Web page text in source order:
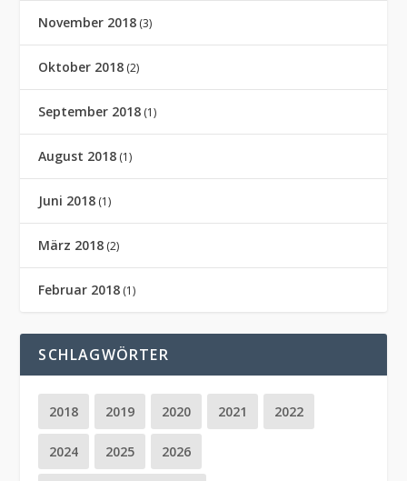
November 2018 (3)
Oktober 2018 (2)
September 2018 (1)
August 2018 (1)
Juni 2018 (1)
März 2018 (2)
Februar 2018 (1)
SCHLAGWÖRTER
2018 2019 2020 2021 2022
2024 2025 2026